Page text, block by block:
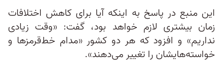
این منبع در پاسخ به اینکه آیا برای کاهش اختلافات
زمان بیشتری لازم خواهد بود، گفت: «وقت زیادی
نداریم» و افزود که هر دو کشور «مدام خط‌قرمزها و
خواسته‌هایشان را تغییر می‌دهند».